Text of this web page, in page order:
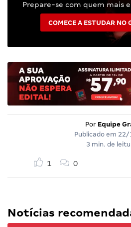
Prepare-se com quem mais
COMECE A ESTUDAR NO
Por Equipe
Publicado em 22/
3 min. de
1 0
Notícias